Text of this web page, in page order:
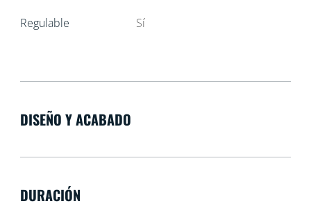
Regulable Sí
DISEÑO Y ACABADO
DURACIÓN